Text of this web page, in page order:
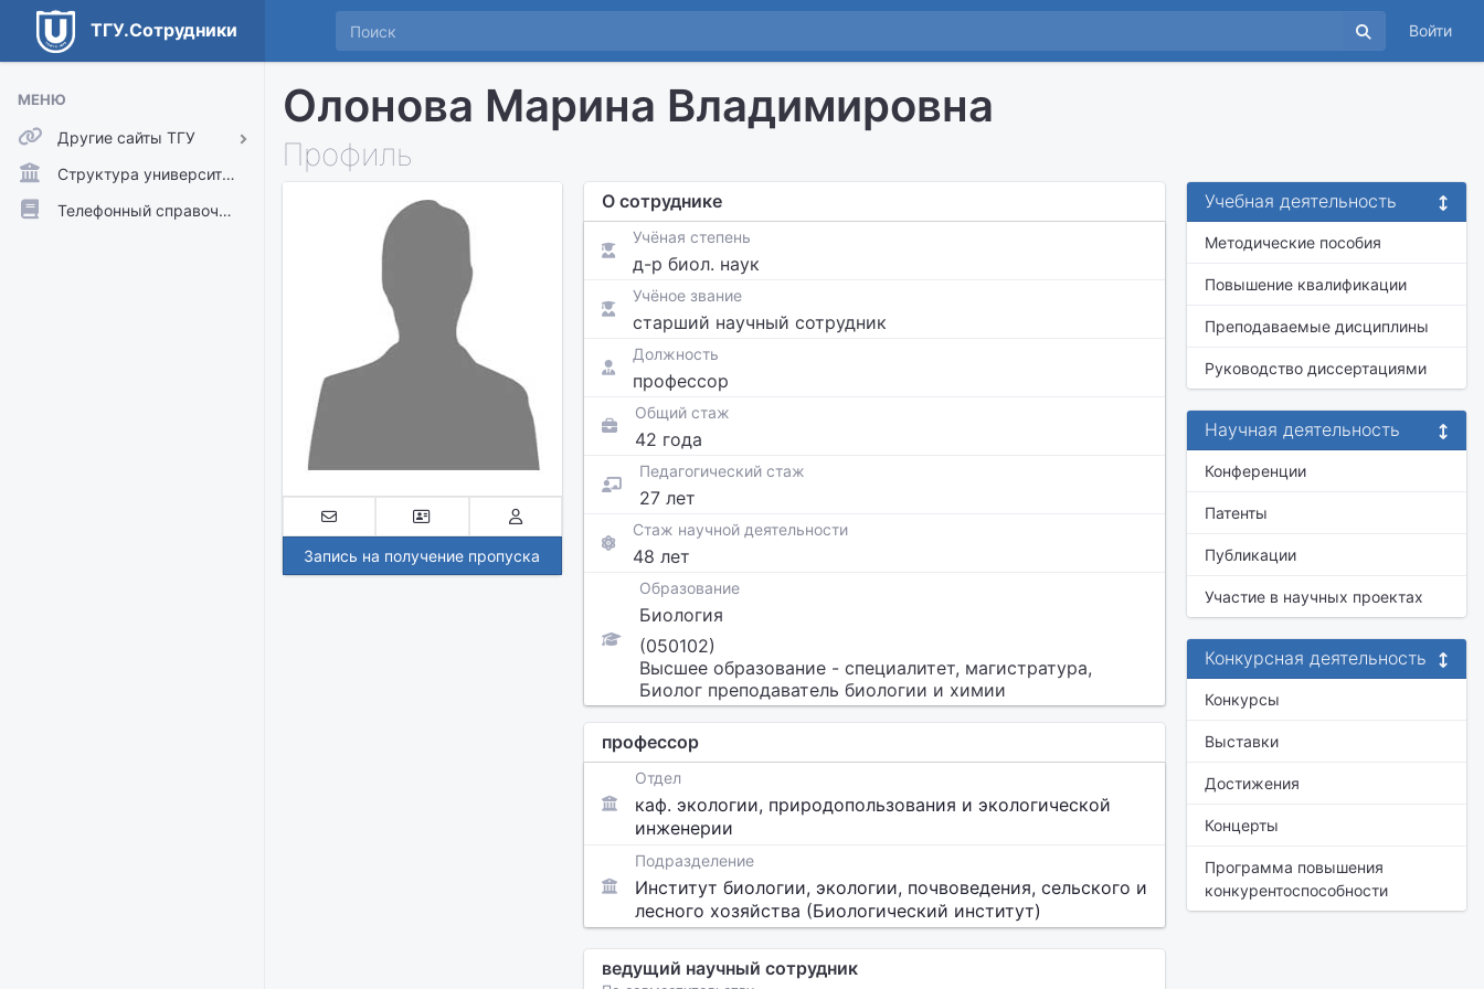
ТГУ.Сотрудники Войти
МЕНЮ
Другие сайты ТГУ
ТГУ.Аккаунты
ТГУ.Расписание
Структура университета
Телефонный справочник
Олонова Марина Владимировна
Профиль
Запись на получение пропуска
О сотруднике
Учёная степень
д-р биол. наук
Учёное звание
старший научный сотрудник
Должность
профессор
Общий стаж
42 года
Педагогический стаж
27 лет
Стаж научной деятельности
48 лет
Образование
Биология
(050102)
Высшее образование - специалитет, магистратура,
Биолог преподаватель биологии и химии
профессор
Отдел
каф. экологии, природопользования и экологической
инженерии
Подразделение
Институт биологии, экологии, почвоведения, сельского и
лесного хозяйства (Биологический институт)
ведущий научный сотрудник
Учебная деятельность
Методические пособия
Повышение квалификации
Преподаваемые дисциплины
Руководство диссертациями
Научная деятельность
Конференции
Патенты
Публикации
Участие в научных проектах
Конкурсная деятельность
Конкурсы
Выставки
Достижения
Концерты
Программа повышения
конкурентоспособности